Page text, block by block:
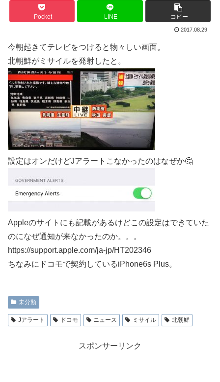
Pocket LINE コピー
2017.08.29
今朝起きてテレビをつけると物々しい画面。
北朝鮮がミサイルを発射したと。
設定はオンだけどJアラートこなかったのはなぜか🤔
Appleのサイトにも記載があるけどこの設定はできていた
のになぜ通知が来なかったのか。。。
https://support.apple.com/ja-jp/HT202346
ちなみにドコモで契約しているiPhone6s Plus。
未分類
Jアラート ドコモ ニュース ミサイル 北朝鮮
スポンサーリンク